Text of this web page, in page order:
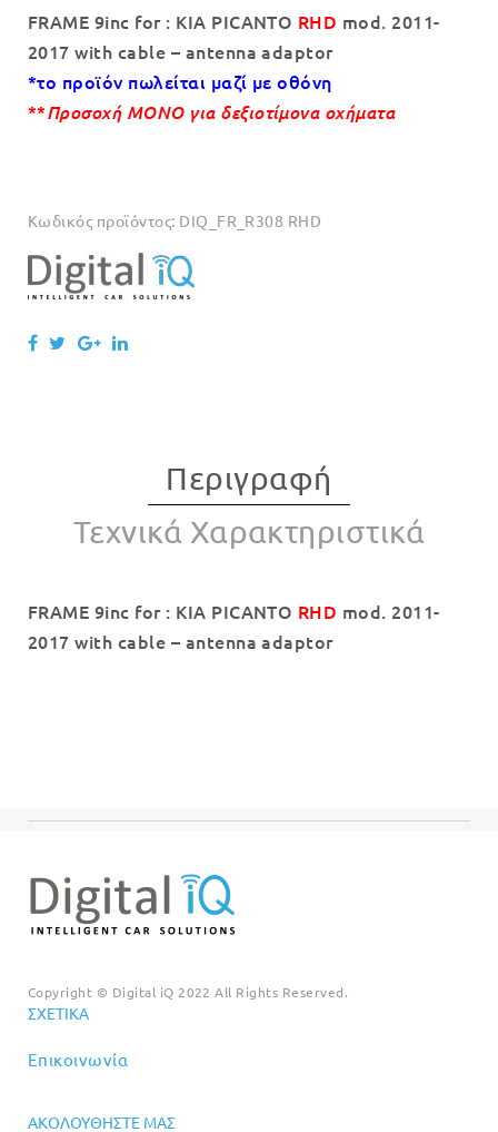
FRAME 9inc for : KIA PICANTO RHD mod. 2011-
2017 with cable – antenna adaptor
*το προϊόν πωλείται μαζί με οθόνη
**Προσοχή ΜΟΝΟ για δεξιοτίμονα οχήματα
Κωδικός προϊόντος: DIQ_FR_R308 RHD
Περιγραφή
Τεχνικά Χαρακτηριστικά
FRAME 9inc for : KIA PICANTO RHD mod. 2011-
2017 with cable – antenna adaptor
Copyright © Digital iQ 2022 All Rights Reserved.
ΣΧΕΤΙΚΆ
Επικοινωνία
ΑΚΟΛΟΥΘΉΣΤΕ ΜΑΣ